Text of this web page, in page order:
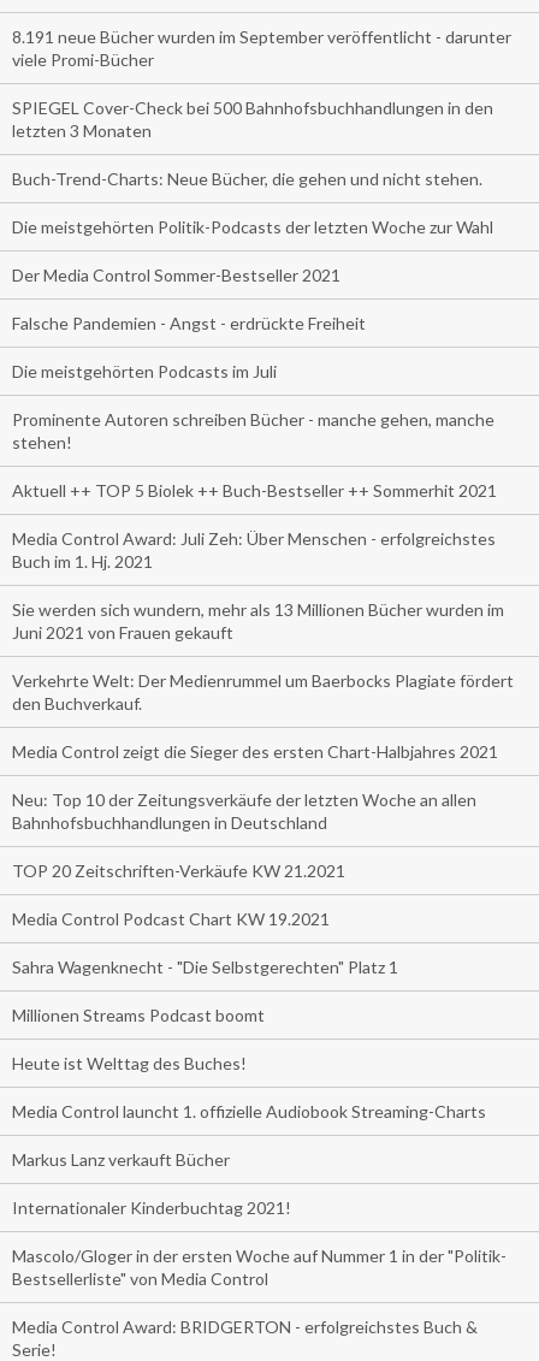
8.191 neue Bücher wurden im September veröffentlicht - darunter
viele Promi-Bücher
SPIEGEL Cover-Check bei 500 Bahnhofsbuchhandlungen in den
letzten 3 Monaten
Buch-Trend-Charts: Neue Bücher, die gehen und nicht stehen.
Die meistgehörten Politik-Podcasts der letzten Woche zur Wahl
Der Media Control Sommer-Bestseller 2021
Falsche Pandemien - Angst - erdrückte Freiheit
Die meistgehörten Podcasts im Juli
Prominente Autoren schreiben Bücher - manche gehen, manche
stehen!
Aktuell ++ TOP 5 Biolek ++ Buch-Bestseller ++ Sommerhit 2021
Media Control Award: Juli Zeh: Über Menschen - erfolgreichstes
Buch im 1. Hj. 2021
Sie werden sich wundern, mehr als 13 Millionen Bücher wurden im
Juni 2021 von Frauen gekauft
Verkehrte Welt: Der Medienrummel um Baerbocks Plagiate fördert
den Buchverkauf.
Media Control zeigt die Sieger des ersten Chart-Halbjahres 2021
Neu: Top 10 der Zeitungsverkäufe der letzten Woche an allen
Bahnhofsbuchhandlungen in Deutschland
TOP 20 Zeitschriften-Verkäufe KW 21.2021
Media Control Podcast Chart KW 19.2021
Sahra Wagenknecht - "Die Selbstgerechten" Platz 1
Millionen Streams Podcast boomt
Heute ist Welttag des Buches!
Media Control launcht 1. offizielle Audiobook Streaming-Charts
Markus Lanz verkauft Bücher
Internationaler Kinderbuchtag 2021!
Mascolo/Gloger in der ersten Woche auf Nummer 1 in der "Politik-
Bestsellerliste" von Media Control
Media Control Award: BRIDGERTON - erfolgreichstes Buch &
Serie!